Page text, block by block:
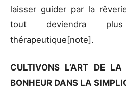
laisser guider par la
tout deviendra
thérapeutique[note].
CULTIVONS L’ART DE
BONHEUR DANS LA